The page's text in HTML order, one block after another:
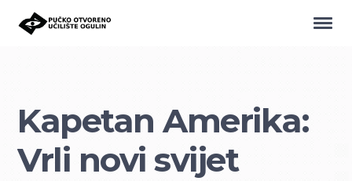
Kapetan Amerika:
Vrli novi svijet